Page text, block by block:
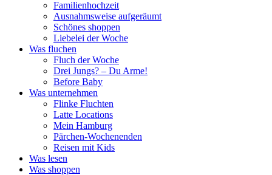
Familienhochzeit
Ausnahmsweise aufgeräumt
Schönes shoppen
Liebelei der Woche
Was fluchen
Fluch der Woche
Drei Jungs? – Du Arme!
Before Baby
Was unternehmen
Flinke Fluchten
Latte Locations
Mein Hamburg
Pärchen-Wochenenden
Reisen mit Kids
Was lesen
Was shoppen